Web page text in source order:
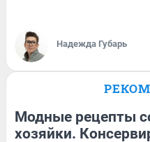
Надежда Губарь
Модные рецепты
хозяйки.